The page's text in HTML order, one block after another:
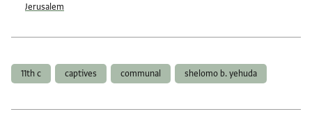
Jerusalem
11th c captives communal shelomo b. yehuda